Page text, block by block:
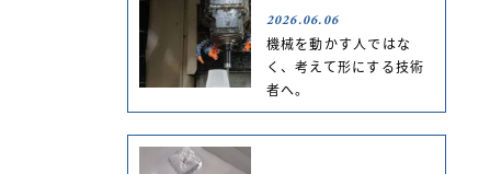
2026.06.06
機械を動かす人ではな
く、考えて形にする技術
者へ。